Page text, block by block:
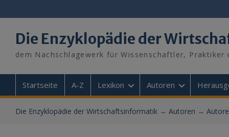
to
Die Enzyklopädie der
dem Nachschlagewerk für Wissenschaftler, Praktiker
Startseite A-Z Lexikon Autoren
Die Enzyklopädie der Wirtschaftsinformatik→ Autoren →